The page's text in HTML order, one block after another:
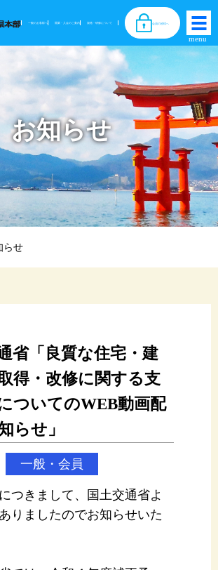
一般のお客様へ 開業・入会のご案内 資格・研修について 会員の皆様へ
お知らせ
らせ
省「良質な住宅・建
得・改修に関する支
ついてのWEB動画配
らせ」
一般・会員
つきまして、国土交通省よ
りましたのでお知らせいた